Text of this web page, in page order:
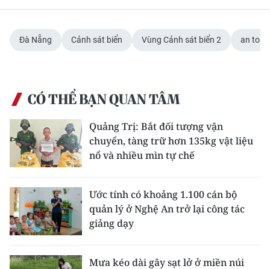
ENGLISH
中文
РУССКИЙ
ESPAÑOL
한국어
Đà Nẵng Cảnh sát biển Vùng Cảnh sát biển 2 an
CÓ THỂ BẠN QUAN TÂM
Quảng Trị: Bắt đối tượng vận
chuyển, tàng trữ hơn 135kg vật liệu
nổ và nhiều mìn tự chế
Ước tính có khoảng 1.100 cán bộ
quản lý ở Nghệ An trở lại công tác
giảng dạy
Mưa kéo dài gây sạt lở ở miền núi